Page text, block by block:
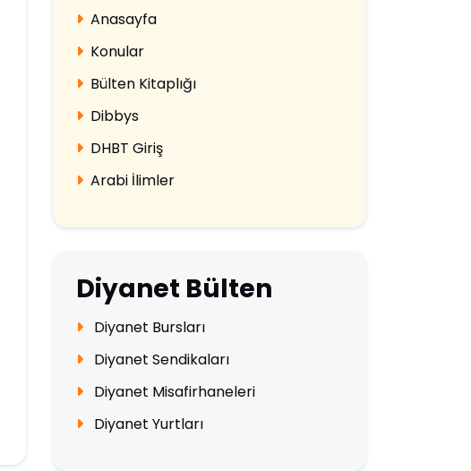
Anasayfa
Konular
Bülten Kitaplığı
Dibbys
DHBT Giriş
Arabi İlimler
Diyanet Bülten
Diyanet Bursları
Diyanet Sendikaları
Diyanet Misafirhaneleri
Diyanet Yurtları